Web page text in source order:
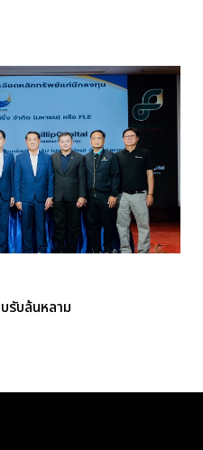
รับล้นหลาม